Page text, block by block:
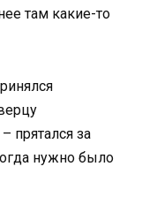
там какие-то
прятался за
нужно было